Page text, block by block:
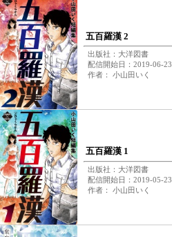
五百羅漢 2
出版社：大洋図書
配信開始日：2019-06-23
作者： 小山田いく
五百羅漢 1
出版社：大洋図書
配信開始日：2019-05-23
作者： 小山田いく